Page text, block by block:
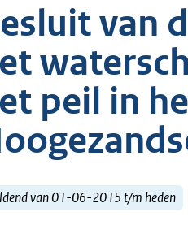
van
peil in
van 01-06-2015 t/m heden